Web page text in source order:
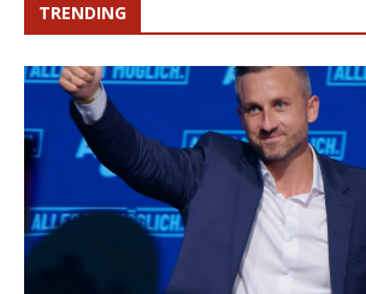
TRENDING